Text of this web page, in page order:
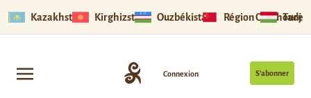
Kazakhstan Kirghizstan Ouzbékistan Région Ouïghoure
S’abonner
Connexion